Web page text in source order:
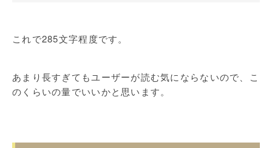
これで285文字程度です。
あまり長すぎてもユーザーが読む気にならないので、こ
のくらいの量でいいかと思います。